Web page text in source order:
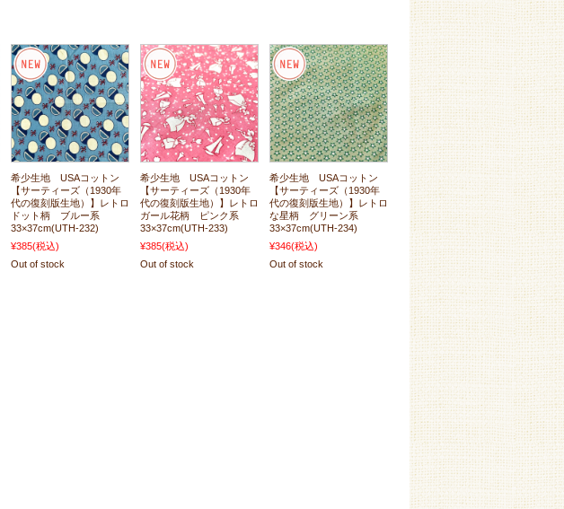
希少生地 USAコットン
【サーティーズ（1930年
代の復刻版生地）】レトロ
ドット柄 ブルー系
33×37cm(UTH-232)
¥385(税込)
Out of stock
希少生地 USAコットン
【サーティーズ（1930年
代の復刻版生地）】レトロ
ガール花柄 ピンク系
33×37cm(UTH-233)
¥385(税込)
Out of stock
希少生地 USAコットン
【サーティーズ（1930年
代の復刻版生地）】レトロ
な星柄 グリーン系
33×37cm(UTH-234)
¥346(税込)
Out of stock